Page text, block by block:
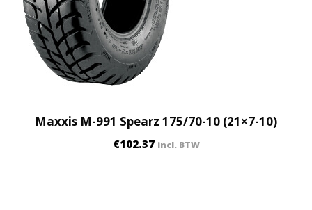
Maxxis M-991 Spearz 175/70-10 (21×7-10)
€102.37 incl. BTW